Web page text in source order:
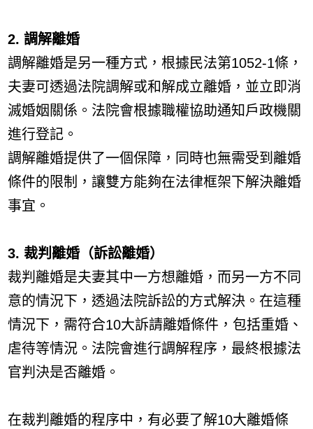
2. 調解離婚
調解離婚是另一種方式，根據民法第1052-1條，
夫妻可透過法院調解或和解成立離婚，並立即消
滅婚姻關係。法院會根據職權協助通知戶政機關
進行登記。
調解離婚提供了一個保障，同時也無需受到離婚
條件的限制，讓雙方能夠在法律框架下解決離婚
事宜。
3. 裁判離婚（訴訟離婚）
裁判離婚是夫妻其中一方想離婚，而另一方不同
意的情況下，透過法院訴訟的方式解決。在這種
情況下，需符合10大訴請離婚條件，包括重婚、
虐待等情況。法院會進行調解程序，最終根據法
官判決是否離婚。
在裁判離婚的程序中，有必要了解10大離婚條